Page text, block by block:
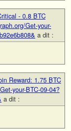
- 0.8 BTC
Get-your-
a dit :
Reward: 1.75 BTC
your-BTC-09-04?
a dit :